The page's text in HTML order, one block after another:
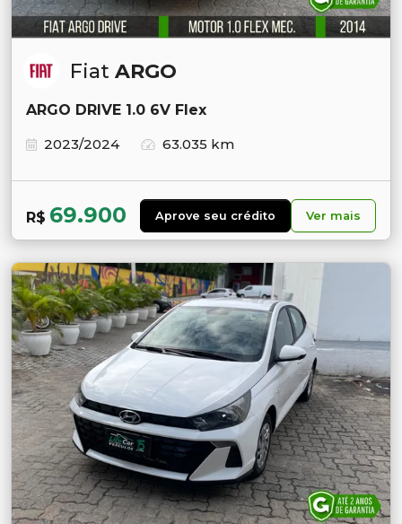
Fiat ARGO
ARGO DRIVE 1.0 6V Flex
2023/2024
63.035 km
R$ 69.900 Aprove seu crédito Ver mais